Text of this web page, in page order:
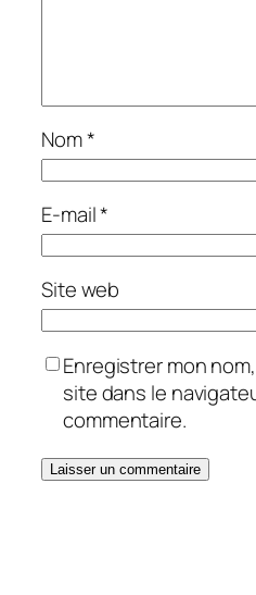
Nom*
E-mail*
Site web
Enregistrer mon
site dans le
commentaire.